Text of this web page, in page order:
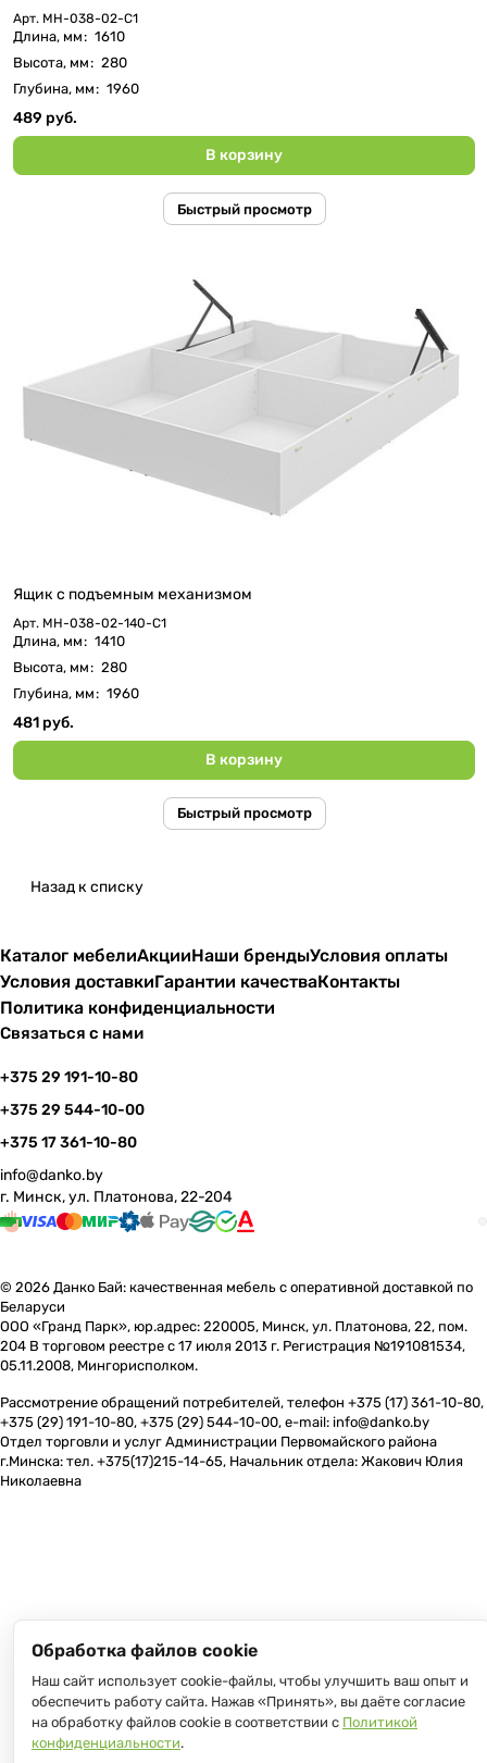
Арт. МН-038-02-C1
Длина, мм: 1610
Высота, мм: 280
Глубина, мм: 1960
489 руб.
В корзину
Быстрый просмотр
Ящик с подъемным механизмом
Арт. МН-038-02-140-C1
Длина, мм: 1410
Высота, мм: 280
Глубина, мм: 1960
481 руб.
В корзину
Быстрый просмотр
Назад к списку
Каталог мебелиАкцииНаши брендыУсловия оплаты
Условия доставкиГарантии качестваКонтакты
Политика конфиденциальности
Связаться с нами
+375 29 191-10-80
+375 29 544-10-00
+375 17 361-10-80
info@danko.by
г. Минск, ул. Платонова, 22-204
© 2026 Данко Бай: качественная мебель с оперативной доставкой по
Беларуси
ООО «Гранд Парк», юр.адрес: 220005, Минск, ул. Платонова, 22, пом.
204 В торговом реестре с 17 июля 2013 г. Регистрация №191081534,
05.11.2008, Мингорисполком.
Рассмотрение обращений потребителей, телефон +375 (17) 361-10-80,
+375 (29) 191-10-80, +375 (29) 544-10-00, e-mail: info@danko.by
Отдел торговли и услуг Администрации Первомайского района
г.Минска: тел. +375(17)215-14-65, Начальник отдела: Жакович Юлия
Николаевна
Обработка файлов cookie
Наш сайт использует cookie-файлы, чтобы улучшить ваш опыт и
обеспечить работу сайта. Нажав «Принять», вы даёте согласие
на обработку файлов cookie в соответствии с Политикой
конфиденциальности.